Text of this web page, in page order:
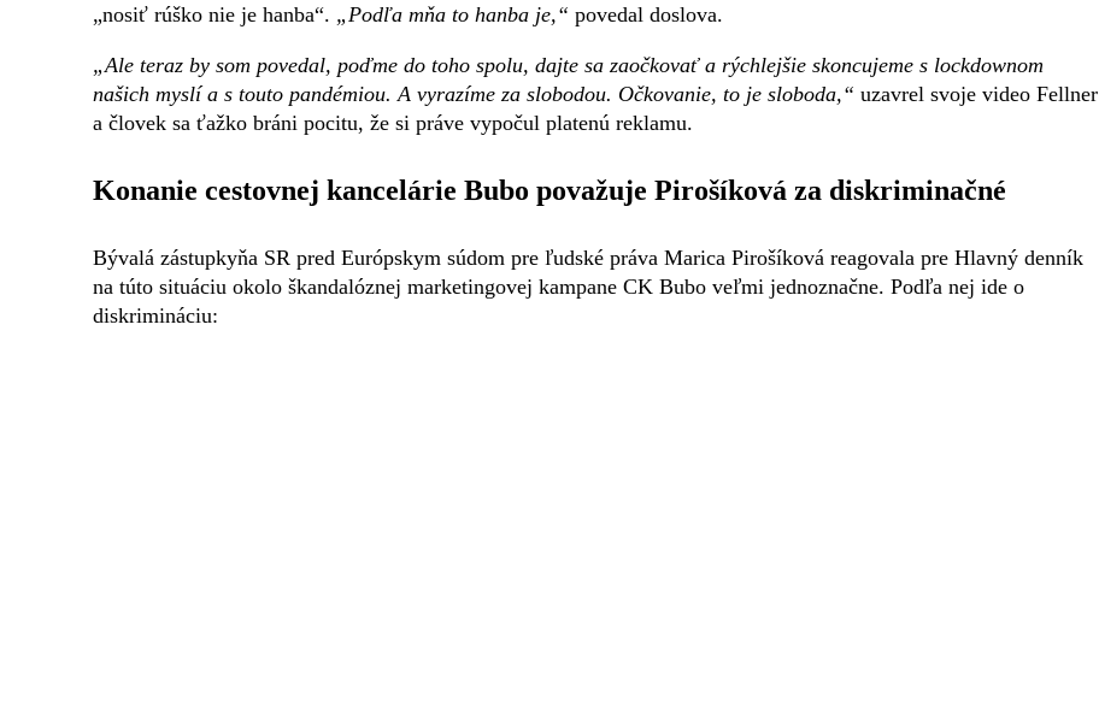
„nosiť rúško nie je hanba“. „Podľa mňa to hanba je,“ povedal doslova.
„Ale teraz by som povedal, poďme do toho spolu, dajte sa zaočkovať a rýchlejšie skoncujeme s lockdownom
našich myslí a s touto pandémiou. A vyrazíme za slobodou. Očkovanie, to je sloboda,“ uzavrel svoje video Fellner
a človek sa ťažko bráni pocitu, že si práve vypočul platenú reklamu.
Konanie cestovnej kancelárie Bubo považuje Pirošíková za diskriminačné
Bývalá zástupkyňa SR pred Európskym súdom pre ľudské práva Marica Pirošíková reagovala pre Hlavný denník
na túto situáciu okolo škandalóznej marketingovej kampane CK Bubo veľmi jednoznačne. Podľa nej ide o
diskrimináciu: